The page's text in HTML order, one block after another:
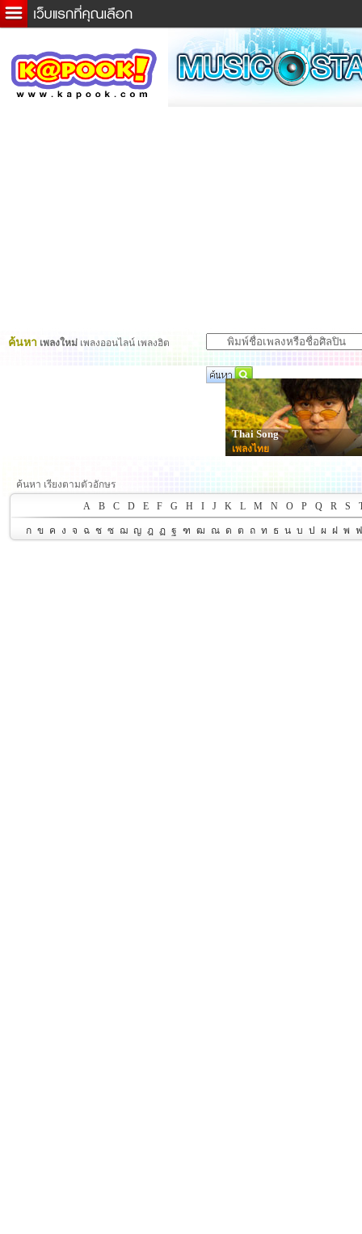
ข่าวด่วน
ละคร
ค้นหา เพลงใหม่ เพลงออนไลน์ เพลงฮิต
Thai Song
เพลงไทย
ค้นหา เรียงตามตัวอักษร
A
B C D E F G H I J K L M N O P Q R S
ก ข ค ง จ ฉ ช ซ ฌ ญ ฎ ฏ ฐ ฑ ฒ ณ ด ต ถ ท ธ น บ ป ผ ฝ พ ฟ